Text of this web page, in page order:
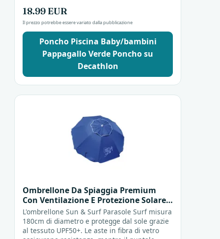
del...
18.99 EUR
Il prezzo potrebbe essere variato dalla pubblicazione
Poncho Piscina Baby/bambini
Pappagallo Verde Poncho su
Decathlon
Ombrellone Da Spiaggia Premium
Con Ventilazione E Protezione Solare
Upf50+ 180cm Parasole
L'ombrellone Sun & Surf Parasole Surf misura
180cm di diametro e protegge dal sole grazie
al tessuto UPF50+. Le aste in fibra di vetro